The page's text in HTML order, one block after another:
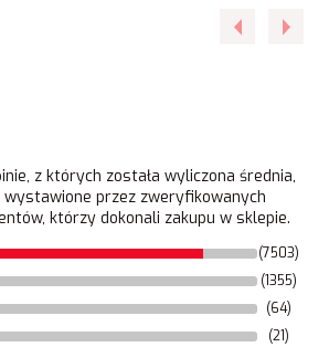
z których została wyliczona średnia,
wystawione przez zweryfikowanych
którzy dokonali zakupu w sklepie.
(7503)
(1355)
(64)
(21)